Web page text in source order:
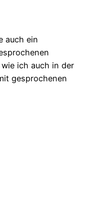
auch ein
ich auch in der
gesprochenen
tun haben